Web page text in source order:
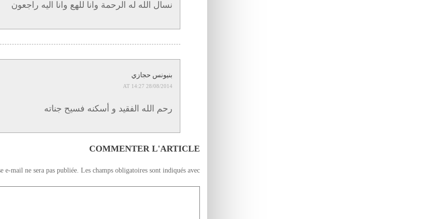
نسال الله له الرحمة وانا للهع وانا اليه راجعون
بنيونس حجازي
28/08/2014 AT 14:27
رحم الله الفقيد و أسكنه فسيح جناته
COMMENTER L'ARTICLE
e-mail ne sera pas publiée. Les champs obligatoires sont indiqués avec